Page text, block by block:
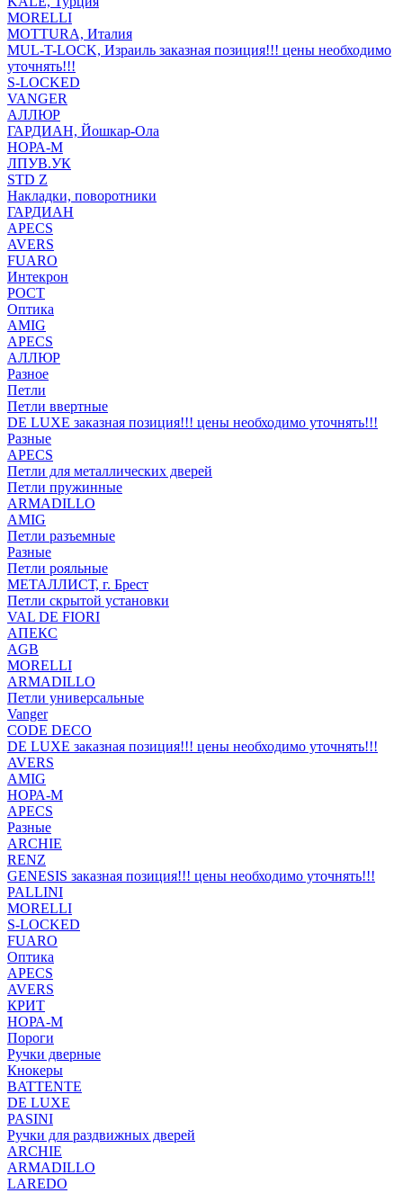
MORELLI
MOTTURA, Италия
MUL-T-LOCK, Израиль заказная позиция!!! цены необходимо
уточнять!!!
S-LOCKED
VANGER
АЛЛЮР
ГАРДИАН, Йошкар-Ола
НОРА-М
ЛПУВ.УК
STD Z
Накладки, поворотники
ГАРДИАН
APECS
AVERS
FUARO
Интекрон
РОСТ
Оптика
AMIG
APECS
АЛЛЮР
Разное
Петли
Петли ввертные
DE LUXE заказная позиция!!! цены необходимо уточнять!!!
Разные
APECS
Петли для металлических дверей
Петли пружинные
ARMADILLO
AMIG
Петли разъемные
Разные
Петли рояльные
МЕТАЛЛИСТ, г. Брест
Петли скрытой установки
VAL DE FIORI
АПЕКС
AGB
MORELLI
ARMADILLO
Петли универсальные
Vanger
CODE DECO
DE LUXE заказная позиция!!! цены необходимо уточнять!!!
AVERS
AMIG
НОРА-М
APECS
Разные
ARCHIE
RENZ
GENESIS заказная позиция!!! цены необходимо уточнять!!!
PALLINI
MORELLI
S-LOCKED
FUARO
Оптика
APECS
AVERS
КРИТ
НОРА-М
Пороги
Ручки дверные
Кнокеры
BATTENTE
DE LUXE
PASINI
Ручки для раздвижных дверей
ARCHIE
ARMADILLO
LAREDO